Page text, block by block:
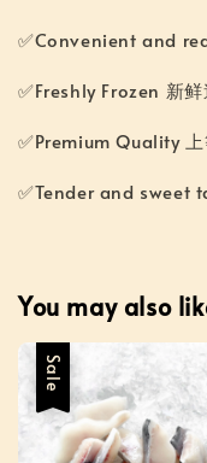
✅Convenient and
✅Freshly Frozen 新
✅Premium Quality
✅Tender and sweet
You may also
Sale